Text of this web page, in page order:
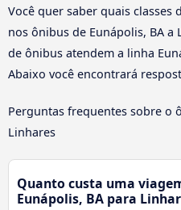
Você quer saber quais classes
nos ônibus de Eunápolis, BA a
de ônibus atendem a linha
Abaixo você encontrará
Perguntas frequentes sobre o
Linhares
Quanto custa uma
Eunápolis, BA para